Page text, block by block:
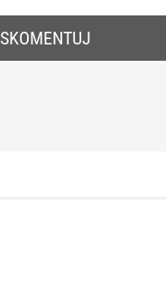
SKOMENTUJ